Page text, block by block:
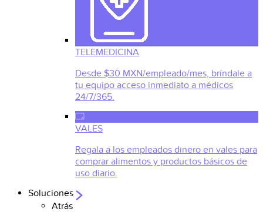
TELEMEDICINA
Desde $30 MXN/empleado/mes, bríndale a
tu equipo acceso inmediato a médicos
24/7/365.
VALES
Regala a los empleados dinero en vales para
comprar alimentos y productos básicos de
uso diario.
Soluciones
Atrás